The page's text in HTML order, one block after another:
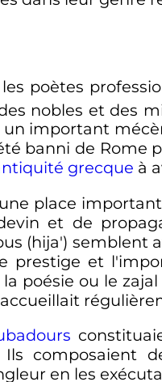
les poètes
nobles et des
un important
banni de
grecque à
place
et de
(hija') semblent
prestige et
poésie ou le
Ils composaient
en les